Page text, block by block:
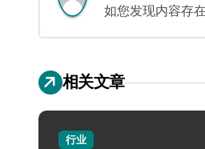
如您发现内容存
相关文章
行业